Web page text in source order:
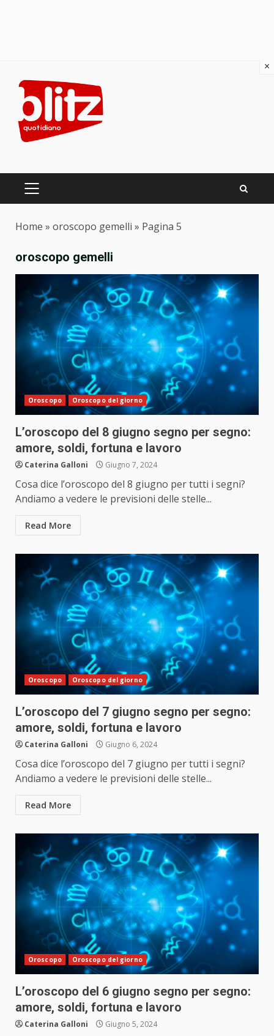
content
PRIMARY
Home » oroscopo gemelli » Pagina 5
oroscopo gemelli
Oroscopo Oroscopo del giorno
L’oroscopo del 8 giugno segno per segno:
amore, soldi, fortuna e lavoro
Caterina Galloni Giugno 7, 2024
Cosa dice l’oroscopo del 8 giugno per tutti i segni?
Andiamo a vedere le previsioni delle stelle...
Read More
Oroscopo Oroscopo del giorno
L’oroscopo del 7 giugno segno per segno:
amore, soldi, fortuna e lavoro
Caterina Galloni Giugno 6, 2024
Cosa dice l’oroscopo del 7 giugno per tutti i segni?
Andiamo a vedere le previsioni delle stelle...
Read More
Oroscopo Oroscopo del giorno
L’oroscopo del 6 giugno segno per segno:
amore, soldi, fortuna e lavoro
Caterina Galloni Giugno 5, 2024
×